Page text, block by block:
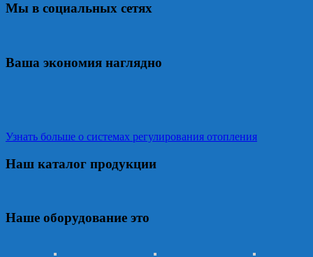
Мы в социальных сетях
Ваша экономия наглядно
Узнать больше о системах регулирования отопления
Наш каталог продукции
Наше оборудование это